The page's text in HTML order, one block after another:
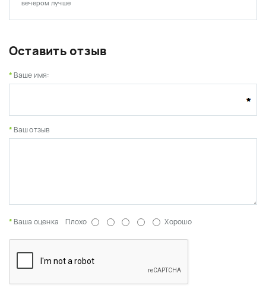
вечером лучше
Оставить отзыв
Ваше имя:
Ваш отзыв
Ваша оценка Плохо Хорошо